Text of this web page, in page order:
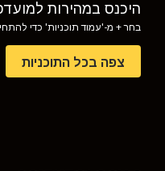
היכנס במהירות
בחר + מ-'עמוד תוכניות' כדי
צפה בכל התוכניות